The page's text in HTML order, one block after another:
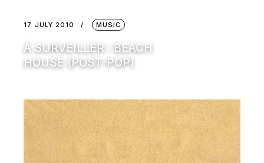
17 JULY 2010 MUSIC
À SURVEILLER : BEACH
HOUSE (POST-POP)